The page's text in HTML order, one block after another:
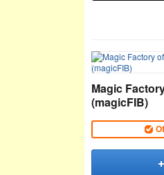
Magic
(magicFIB)